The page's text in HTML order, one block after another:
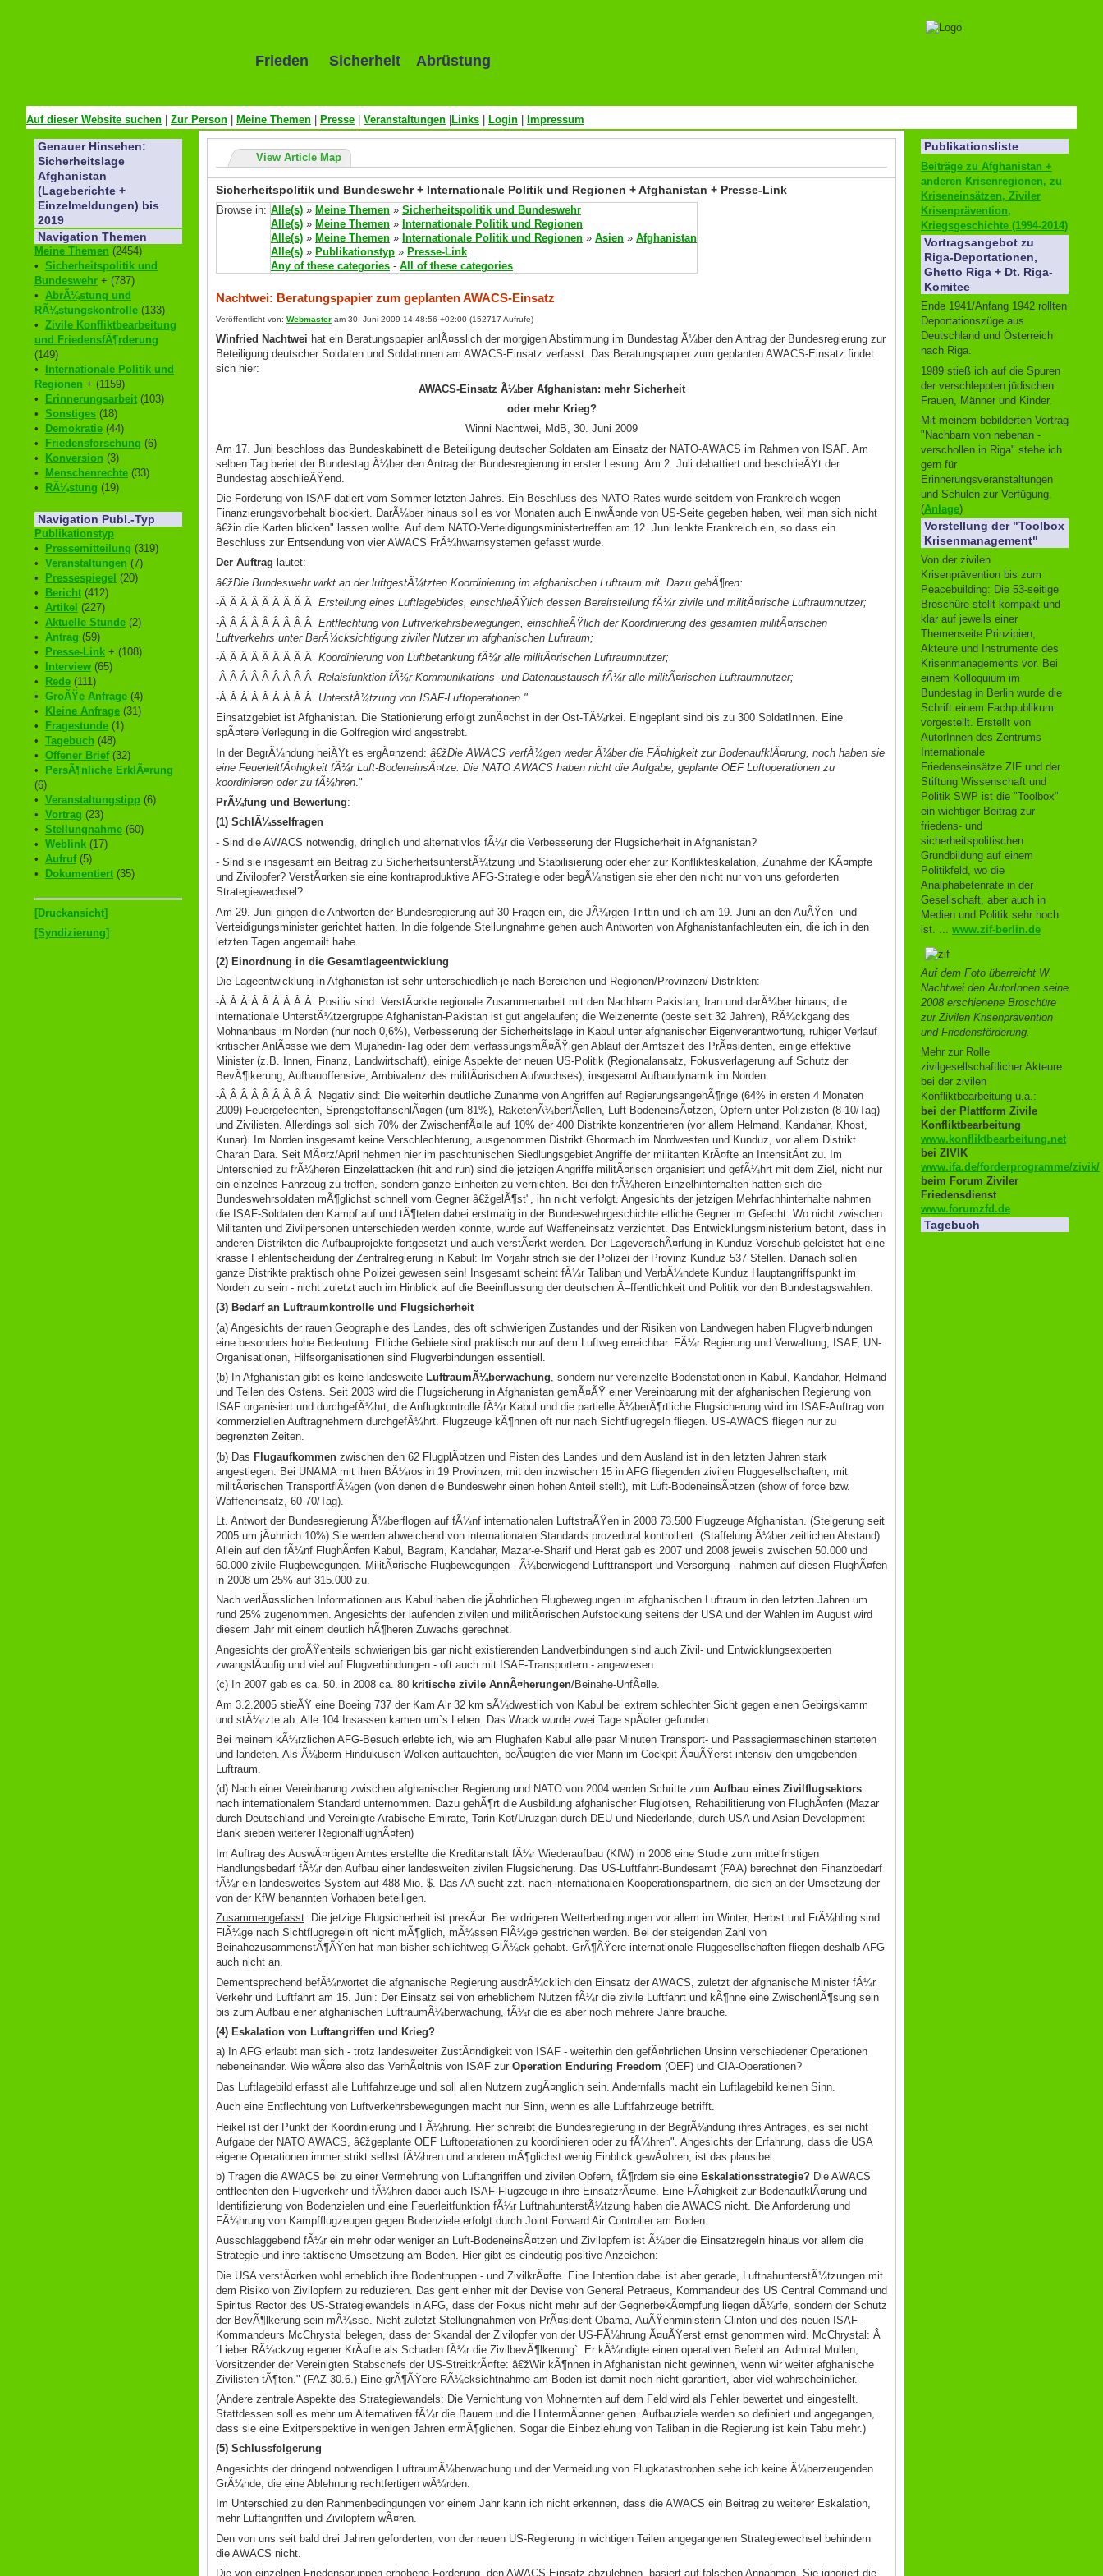
Frieden Sicherheit Abrüstung
Auf dieser Website suchen Zur Person Meine Themen Presse Veranstaltungen Links Login Impressum
Genauer Hinsehen:
Sicherheitslage
Afghanistan
(Lageberichte +
Einzelmeldungen) bis
2019
Navigation Themen
Meine Themen (2454)
• Sicherheitspolitik und
Bundeswehr + (787)
• AbrÃ¼stung und
RÃ¼stungskontrolle (133)
• Zivile Konfliktbearbeitung
und FriedensfÃ¶rderung
(149)
•
Internationale Politik und
Regionen + (1159)
•
Erinnerungsarbeit (103)
• Sonstiges (18)
•
Demokratie (44)
•
Friedensforschung (6)
•
Konversion (3)
•
Menschenrechte (33)
•
RÃ¼stung (19)
Navigation Publ.-Typ
Publikationstyp
•
Pressemitteilung (319)
• Veranstaltungen (7)
•
Pressespiegel (20)
•
Bericht (412)
• Artikel (227)
• Aktuelle Stunde (2)
• Antrag (59)
•
Presse-Link + (108)
•
Interview (65)
•
Rede (111)
• GroÃŸe Anfrage (4)
•
Kleine Anfrage (31)
•
Fragestunde (1)
• Tagebuch (48)
• Offener Brief(32)
•
PersÃ¶nliche ErklÃ¤rung
(6)
• Veranstaltungstipp (6)
• Vortrag (23)
• Stellungnahme (60)
• Weblink (17)
• Aufruf(5)
•
Dokumentiert (35)
[Druckansicht]
[Syndizierung]
View Article Map
Sicherheitspolitik und Bundeswehr + Internationale Politik und Regionen + Afghanistan + Presse-Link
Browse in: Alle(s) » Meine Themen » Sicherheitspolitik und Bundeswehr
Alle(s) » Meine Themen » Internationale Politik und Regionen
Alle(s) » Meine Themen » Internationale Politik und Regionen » Asien » Afghanistan
Alle(s) » Publikationstyp » Presse-Link
Any of these categories - All of these categories
Nachtwei: Beratungspapier zum geplanten AWACS-Einsatz
Veröffentlicht von: Webmaster am 30. Juni 2009 14:48:56 +02:00 (152717 Aufrufe)
Winfried Nachtwei hat ein Beratungspapier anlÃ¤sslich der morgigen Abstimmung im Bundestag Ã¼ber den Antrag der Bundesregierung zur
Beteiligung deutscher Soldaten und Soldatinnen am AWACS-Einsatz verfasst. Das Beratungspapier zum geplanten AWACS-Einsatz findet
sich hier:
AWACS-Einsatz Ã¼ber Afghanistan: mehr Sicherheit
oder mehr Krieg?
Winni Nachtwei, MdB, 30. Juni 2009
Am 17. Juni beschloss das Bundeskabinett die Beteiligung deutscher Soldaten am Einsatz der NATO-AWACS im Rahmen von ISAF. Am
selben Tag beriet der Bundestag Ã¼ber den Antrag der Bundesregierung in erster Lesung. Am 2. Juli debattiert und beschlieÃŸt der
Bundestag abschlieÃŸend.
Die Forderung von ISAF datiert vom Sommer letzten Jahres. Ein Beschluss des NATO-Rates wurde seitdem von Frankreich wegen
Finanzierungsvorbehalt blockiert. DarÃ¼ber hinaus soll es vor Monaten auch EinwÃ¤nde von US-Seite gegeben haben, weil man sich nicht
â€žin die Karten blicken" lassen wollte. Auf dem NATO-Verteidigungsministertreffen am 12. Juni lenkte Frankreich ein, so dass ein
Beschluss zur Entsendung von vier AWACS FrÃ¼hwarnsystemen gefasst wurde.
Der Auftrag lautet:
â€žDie Bundeswehr wirkt an der luftgestÃ¼tzten Koordinierung im afghanischen Luftraum mit. Dazu gehÃ¶ren:
-Â Â Â Â Â Â Â Â Â Erstellung eines Luftlagebildes, einschlieÃŸlich dessen Bereitstellung fÃ¼r zivile und militÃ¤rische Luftraumnutzer;
-Â Â Â Â Â Â Â Â Â Entflechtung von Luftverkehrsbewegungen, einschlieÃŸlich der Koordinierung des gesamten militÃ¤rischen
Luftverkehrs unter BerÃ¼cksichtigung ziviler Nutzer im afghanischen Luftraum;
-Â Â Â Â Â Â Â Â Â Koordinierung von Luftbetankung fÃ¼r alle militÃ¤rischen Luftraumnutzer;
-Â Â Â Â Â Â Â Â Â Relaisfunktion fÃ¼r Kommunikations- und Datenaustausch fÃ¼r alle militÃ¤rischen Luftraumnutzer;
-Â Â Â Â Â Â Â Â Â UnterstÃ¼tzung von ISAF-Luftoperationen."
Einsatzgebiet ist Afghanistan. Die Stationierung erfolgt zunÃ¤chst in der Ost-TÃ¼rkei. Eingeplant sind bis zu 300 SoldatInnen. Eine
spÃ¤tere Verlegung in die Golfregion wird angestrebt.
In der BegrÃ¼ndung heiÃŸt es ergÃ¤nzend: â€žDie AWACS verfÃ¼gen weder Ã¼ber die FÃ¤higkeit zur BodenaufklÃ¤rung, noch haben sie
eine FeuerleitfÃ¤higkeit fÃ¼r Luft-BodeneinsÃ¤tze. Die NATO AWACS haben nicht die Aufgabe, geplante OEF Luftoperationen zu
koordinieren oder zu fÃ¼hren ."
PrÃ¼fung und Bewertung:
(1) SchlÃ¼sselfragen
- Sind die AWACS notwendig, dringlich und alternativlos fÃ¼r die Verbesserung der Flugsicherheit in Afghanistan?
- Sind sie insgesamt ein Beitrag zu SicherheitsunterstÃ¼tzung und Stabilisierung oder eher zur Konflikteskalation, Zunahme der KÃ¤mpfe
und Zivilopfer? VerstÃ¤rken sie eine kontraproduktive AFG-Strategie oder begÃ¼nstigen sie eher den nicht nur von uns geforderten
Strategiewechsel?
Am 29. Juni gingen die Antworten der Bundesregierung auf 30 Fragen ein, die JÃ¼rgen Trittin und ich am 19. Juni an den AuÃŸen- und
Verteidigungsminister gerichtet hatten. In die folgende Stellungnahme gehen auch Antworten von Afghanistanfachleuten ein, die ich in den
letzten Tagen angemailt habe.
(2) Einordnung in die Gesamtlageentwicklung
Die Lageentwicklung in Afghanistan ist sehr unterschiedlich je nach Bereichen und Regionen/Provinzen/ Distrikten:
-Â Â Â Â Â Â Â Â Â Positiv sind: VerstÃ¤rkte regionale Zusammenarbeit mit den Nachbarn Pakistan, Iran und darÃ¼ber hinaus; die
internationale UnterstÃ¼tzergruppe Afghanistan-Pakistan ist gut angelaufen; die Weizenernte (beste seit 32 Jahren), RÃ¼ckgang des
Mohnanbaus im Norden (nur noch 0,6%), Verbesserung der Sicherheitslage in Kabul unter afghanischer Eigenverantwortung, ruhiger Verlauf
kritischer AnlÃ¤sse wie dem Mujahedin-Tag oder dem verfassungsmÃ¤ÃŸigen Ablauf der Amtszeit des PrÃ¤sidenten, einige effektive
Minister (z.B. Innen, Finanz, Landwirtschaft), einige Aspekte der neuen US-Politik (Regionalansatz, Fokusverlagerung auf Schutz der
BevÃ¶lkerung, Aufbauoffensive; Ambivalenz des militÃ¤rischen Aufwuchses), insgesamt Aufbaudynamik im Norden.
-Â Â Â Â Â Â Â Â Â Negativ sind: Die weiterhin deutliche Zunahme von Angriffen auf RegierungsangehÃ¶rige (64% in ersten 4 Monaten
2009) Feuergefechten, SprengstoffanschlÃ¤gen (um 81%), RaketenÃ¼berfÃ¤llen, Luft-BodeneinsÃ¤tzen, Opfern unter Polizisten (8-10/Tag)
und Zivilisten. Allerdings soll sich 70% der ZwischenfÃ¤lle auf 10% der 400 Distrikte konzentrieren (vor allem Helmand, Kandahar, Khost,
Kunar). Im Norden insgesamt keine Verschlechterung, ausgenommen Distrikt Ghormach im Nordwesten und Kunduz, vor allem Distrikt
Charah Dara. Seit MÃ¤rz/April nehmen hier im paschtunischen Siedlungsgebiet Angriffe der militanten KrÃ¤fte an IntensitÃ¤t zu. Im
Unterschied zu frÃ¼heren Einzelattacken (hit and run) sind die jetzigen Angriffe militÃ¤risch organisiert und gefÃ¼hrt mit dem Ziel, nicht nur
ein einzelnes Fahrzeug zu treffen, sondern ganze Einheiten zu vernichten. Bei den frÃ¼heren Einzelhinterhalten hatten sich die
Bundeswehrsoldaten mÃ¶glichst schnell vom Gegner â€žgelÃ¶st", ihn nicht verfolgt. Angesichts der jetzigen Mehrfachhinterhalte nahmen
die ISAF-Soldaten den Kampf auf und tÃ¶teten dabei erstmalig in der Bundeswehrgeschichte etliche Gegner im Gefecht. Wo nicht zwischen
Militanten und Zivilpersonen unterschieden werden konnte, wurde auf Waffeneinsatz verzichtet. Das Entwicklungsministerium betont, dass in
anderen Distrikten die Aufbauprojekte fortgesetzt und auch verstÃ¤rkt werden. Der LageverschÃ¤rfung in Kunduz Vorschub geleistet hat eine
krasse Fehlentscheidung der Zentralregierung in Kabul: Im Vorjahr strich sie der Polizei der Provinz Kunduz 537 Stellen. Danach sollen
ganze Distrikte praktisch ohne Polizei gewesen sein! Insgesamt scheint fÃ¼r Taliban und VerbÃ¼ndete Kunduz Hauptangriffspunkt im
Norden zu sein - nicht zuletzt auch im Hinblick auf die Beeinflussung der deutschen Ã–ffentlichkeit und Politik vor den Bundestagswahlen.
(3) Bedarf an Luftraumkontrolle und Flugsicherheit
(a) Angesichts der rauen Geographie des Landes, des oft schwierigen Zustandes und der Risiken von Landwegen haben Flugverbindungen
eine besonders hohe Bedeutung. Etliche Gebiete sind praktisch nur auf dem Luftweg erreichbar. FÃ¼r Regierung und Verwaltung, ISAF, UN-
Organisationen, Hilfsorganisationen sind Flugverbindungen essentiell.
(b) In Afghanistan gibt es keine landesweite LuftraumÃ¼berwachung, sondern nur vereinzelte Bodenstationen in Kabul, Kandahar, Helmand
und Teilen des Ostens. Seit 2003 wird die Flugsicherung in Afghanistan gemÃ¤ÃŸ einer Vereinbarung mit der afghanischen Regierung von
ISAF organisiert und durchgefÃ¼hrt, die Anflugkontrolle fÃ¼r Kabul und die partielle Ã¼berÃ¶rtliche Flugsicherung wird im ISAF-Auftrag von
kommerziellen Auftragnehmern durchgefÃ¼hrt. Flugzeuge kÃ¶nnen oft nur nach Sichtflugregeln fliegen. US-AWACS fliegen nur zu
begrenzten Zeiten.
(b) Das Flugaufkommen zwischen den 62 FlugplÃ¤tzen und Pisten des Landes und dem Ausland ist in den letzten Jahren stark
angestiegen: Bei UNAMA mit ihren BÃ¼ros in 19 Provinzen, mit den inzwischen 15 in AFG fliegenden zivilen Fluggesellschaften, mit
militÃ¤rischen TransportflÃ¼gen (von denen die Bundeswehr einen hohen Anteil stellt), mit Luft-BodeneinsÃ¤tzen (show of force bzw.
Waffeneinsatz, 60-70/Tag).
Lt. Antwort der Bundesregierung Ã¼berflogen auf fÃ¼nf internationalen LuftstraÃŸen in 2008 73.500 Flugzeuge Afghanistan. (Steigerung seit
2005 um jÃ¤hrlich 10%) Sie werden abweichend von internationalen Standards prozedural kontrolliert. (Staffelung Ã¼ber zeitlichen Abstand)
Allein auf den fÃ¼nf FlughÃ¤fen Kabul, Bagram, Kandahar, Mazar-e-Sharif und Herat gab es 2007 und 2008 jeweils zwischen 50.000 und
60.000 zivile Flugbewegungen. MilitÃ¤rische Flugbewegungen - Ã¼berwiegend Lufttransport und Versorgung - nahmen auf diesen FlughÃ¤fen
in 2008 um 25% auf 315.000 zu.
Nach verlÃ¤sslichen Informationen aus Kabul haben die jÃ¤hrlichen Flugbewegungen im afghanischen Luftraum in den letzten Jahren um
rund 25% zugenommen. Angesichts der laufenden zivilen und militÃ¤rischen Aufstockung seitens der USA und der Wahlen im August wird
diesem Jahr mit einem deutlich hÃ¶heren Zuwachs gerechnet.
Angesichts der groÃŸenteils schwierigen bis gar nicht existierenden Landverbindungen sind auch Zivil- und Entwicklungsexperten
zwangslÃ¤ufig und viel auf Flugverbindungen - oft auch mit ISAF-Transportern - angewiesen.
(c) In 2007 gab es ca. 50. in 2008 ca. 80 kritische zivile AnnÃ¤herungen/Beinahe-UnfÃ¤lle.
Am 3.2.2005 stieÃŸ eine Boeing 737 der Kam Air 32 km sÃ¼dwestlich von Kabul bei extrem schlechter Sicht gegen einen Gebirgskamm
und stÃ¼rzte ab. Alle 104 Insassen kamen um`s Leben. Das Wrack wurde zwei Tage spÃ¤ter gefunden.
Bei meinem kÃ¼rzlichen AFG-Besuch erlebte ich, wie am Flughafen Kabul alle paar Minuten Transport- und Passagiermaschinen starteten
und landeten. Als Ã¼berm Hindukusch Wolken auftauchten, beÃ¤ugten die vier Mann im Cockpit Ã¤uÃŸerst intensiv den umgebenden
Luftraum.
(d) Nach einer Vereinbarung zwischen afghanischer Regierung und NATO von 2004 werden Schritte zum Aufbau eines Zivilflugsektors
nach internationalem Standard unternommen. Dazu gehÃ¶rt die Ausbildung afghanischer Fluglotsen, Rehabilitierung von FlughÃ¤fen (Mazar
durch Deutschland und Vereinigte Arabische Emirate, Tarin Kot/Uruzgan durch DEU und Niederlande, durch USA und Asian Development
Bank sieben weiterer RegionalflughÃ¤fen)
Im Auftrag des AuswÃ¤rtigen Amtes erstellte die Kreditanstalt fÃ¼r Wiederaufbau (KfW) in 2008 eine Studie zum mittelfristigen
Handlungsbedarf fÃ¼r den Aufbau einer landesweiten zivilen Flugsicherung. Das US-Luftfahrt-Bundesamt (FAA) berechnet den Finanzbedarf
fÃ¼r ein landesweites System auf 488 Mio. $. Das AA sucht zzt. nach internationalen Kooperationspartnern, die sich an der Umsetzung der
von der KfW benannten Vorhaben beteiligen.
Zusammengefasst: Die jetzige Flugsicherheit ist prekÃ¤r. Bei widrigeren Wetterbedingungen vor allem im Winter, Herbst und FrÃ¼hling sind
FlÃ¼ge nach Sichtflugregeln oft nicht mÃ¶glich, mÃ¼ssen FlÃ¼ge gestrichen werden. Bei der steigenden Zahl von
BeinahezusammenstÃ¶ÃŸen hat man bisher schlichtweg GlÃ¼ck gehabt. GrÃ¶ÃŸere internationale Fluggesellschaften fliegen deshalb AFG
auch nicht an.
Dementsprechend befÃ¼rwortet die afghanische Regierung ausdrÃ¼cklich den Einsatz der AWACS, zuletzt der afghanische Minister fÃ¼r
Verkehr und Luftfahrt am 15. Juni: Der Einsatz sei von erheblichem Nutzen fÃ¼r die zivile Luftfahrt und kÃ¶nne eine ZwischenlÃ¶sung sein
bis zum Aufbau einer afghanischen LuftraumÃ¼berwachung, fÃ¼r die es aber noch mehrere Jahre brauche.
(4) Eskalation von Luftangriffen und Krieg?
a) In AFG erlaubt man sich - trotz landesweiter ZustÃ¤ndigkeit von ISAF - weiterhin den gefÃ¤hrlichen Unsinn verschiedener Operationen
nebeneinander. Wie wÃ¤re also das VerhÃ¤ltnis von ISAF zur Operation Enduring Freedom (OEF) und CIA-Operationen?
Das Luftlagebild erfasst alle Luftfahrzeuge und soll allen Nutzern zugÃ¤nglich sein. Andernfalls macht ein Luftlagebild keinen Sinn.
Auch eine Entflechtung von Luftverkehrsbewegungen macht nur Sinn, wenn es alle Luftfahrzeuge betrifft.
Heikel ist der Punkt der Koordinierung und FÃ¼hrung. Hier schreibt die Bundesregierung in der BegrÃ¼ndung ihres Antrages, es sei nicht
Aufgabe der NATO AWACS, â€žgeplante OEF Luftoperationen zu koordinieren oder zu fÃ¼hren". Angesichts der Erfahrung, dass die USA
eigene Operationen immer strikt selbst fÃ¼hren und anderen mÃ¶glichst wenig Einblick gewÃ¤hren, ist das plausibel.
b) Tragen die AWACS bei zu einer Vermehrung von Luftangriffen und zivilen Opfern, fÃ¶rdern sie eine Eskalationsstrategie? Die AWACS
entflechten den Flugverkehr und fÃ¼hren dabei auch ISAF-Flugzeuge in ihre EinsatzrÃ¤ume. Eine FÃ¤higkeit zur BodenaufklÃ¤rung und
Identifizierung von Bodenzielen und eine Feuerleitfunktion fÃ¼r LuftnahunterstÃ¼tzung haben die AWACS nicht. Die Anforderung und
FÃ¼hrung von Kampfflugzeugen gegen Bodenziele erfolgt durch Joint Forward Air Controller am Boden.
Ausschlaggebend fÃ¼r ein mehr oder weniger an Luft-BodeneinsÃ¤tzen und Zivilopfern ist Ã¼ber die Einsatzregeln hinaus vor allem die
Strategie und ihre taktische Umsetzung am Boden. Hier gibt es eindeutig positive Anzeichen:
Die USA verstÃ¤rken wohl erheblich ihre Bodentruppen - und ZivilkrÃ¤fte. Eine Intention dabei ist aber gerade, LuftnahunterstÃ¼tzungen mit
dem Risiko von Zivilopfern zu reduzieren. Das geht einher mit der Devise von General Petraeus, Kommandeur des US Central Command und
Spiritus Rector des US-Strategiewandels in AFG, dass der Fokus nicht mehr auf der GegnerbekÃ¤mpfung liegen dÃ¼rfe, sondern der Schutz
der BevÃ¶lkerung sein mÃ¼sse. Nicht zuletzt Stellungnahmen von PrÃ¤sident Obama, AuÃŸenministerin Clinton und des neuen ISAF-
Kommandeurs McChrystal belegen, dass der Skandal der Zivilopfer von der US-FÃ¼hrung Ã¤uÃŸerst ernst genommen wird. McChrystal: Â
´Lieber RÃ¼ckzug eigener KrÃ¤fte als Schaden fÃ¼r die ZivilbevÃ¶lkerung`. Er kÃ¼ndigte einen operativen Befehl an. Admiral Mullen,
Vorsitzender der Vereinigten Stabschefs der US-StreitkrÃ¤fte: â€žWir kÃ¶nnen in Afghanistan nicht gewinnen, wenn wir weiter afghanische
Zivilisten tÃ¶ten." (FAZ 30.6.) Eine grÃ¶ÃŸere RÃ¼cksichtnahme am Boden ist damit noch nicht garantiert, aber viel wahrscheinlicher.
(Andere zentrale Aspekte des Strategiewandels: Die Vernichtung von Mohnernten auf dem Feld wird als Fehler bewertet und eingestellt.
Stattdessen soll es mehr um Alternativen fÃ¼r die Bauern und die HintermÃ¤nner gehen. Aufbauziele werden so definiert und angegangen,
dass sie eine Exitperspektive in wenigen Jahren ermÃ¶glichen. Sogar die Einbeziehung von Taliban in die Regierung ist kein Tabu mehr.)
(5) Schlussfolgerung
Angesichts der dringend notwendigen LuftraumÃ¼berwachung und der Vermeidung von Flugkatastrophen sehe ich keine Ã¼berzeugenden
GrÃ¼nde, die eine Ablehnung rechtfertigen wÃ¼rden.
Im Unterschied zu den Rahmenbedingungen vor einem Jahr kann ich nicht erkennen, dass die AWACS ein Beitrag zu weiterer Eskalation,
mehr Luftangriffen und Zivilopfern wÃ¤ren.
Den von uns seit bald drei Jahren geforderten, von der neuen US-Regierung in wichtigen Teilen angegangenen Strategiewechsel behindern
die AWACS nicht.
Die von einzelnen Friedensgruppen erhobene Forderung, den AWACS-Einsatz abzulehnen, basiert auf falschen Annahmen. Sie ignoriert die
Publikationsliste
Beiträge zu Afghanistan +
anderen Krisenregionen, zu
Kriseneinsätzen, Ziviler
Krisenprävention,
Kriegsgeschichte (1994-2014)
Vortragsangebot zu
Riga-Deportationen,
Ghetto Riga + Dt. Riga-
Komitee
Ende 1941/Anfang 1942 rollten
Deportationszüge aus
Deutschland und Österreich
nach Riga.
1989 stieß ich auf die Spuren
der verschleppten jüdischen
Frauen, Männer und Kinder.
Mit meinem bebilderten Vortrag
"Nachbarn von nebenan -
verschollen in Riga" stehe ich
gern für
Erinnerungsveranstaltungen
und Schulen zur Verfügung.
(Anlage)
Vorstellung der "Toolbox
Krisenmanagement"
Von der zivilen
Krisenprävention bis zum
Peacebuilding: Die 53-seitige
Broschüre stellt kompakt und
klar auf jeweils einer
Themenseite Prinzipien,
Akteure und Instrumente des
Krisenmanagements vor. Bei
einem Kolloquium im
Bundestag in Berlin wurde die
Schrift einem Fachpublikum
vorgestellt. Erstellt von
AutorInnen des Zentrums
Internationale
Friedenseinsätze ZIF und der
Stiftung Wissenschaft und
Politik SWP ist die "Toolbox"
ein wichtiger Beitrag zur
friedens- und
sicherheitspolitischen
Grundbildung auf einem
Politikfeld, wo die
Analphabetenrate in der
Gesellschaft, aber auch in
Medien und Politik sehr hoch
ist. ... www.zif-berlin.de
Auf dem Foto überreicht W.
Nachtwei den AutorInnen seine
2008 erschienene Broschüre
zur Zivilen Krisenprävention
und Friedensförderung.
Mehr zur Rolle
zivilgesellschaftlicher Akteure
bei der zivilen
Konfliktbearbeitung u.a.:
bei der Plattform Zivile
Konfliktbearbeitung
www.konfliktbearbeitung.net
bei ZIVIK
www.ifa.de/forderprogramme/zivik/
beim Forum Ziviler
Friedensdienst
www.forumzfd.de
Tagebuch